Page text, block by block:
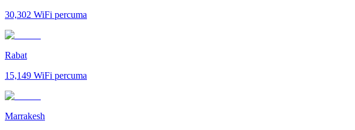
30,302 WiFi percuma
Rabat
15,149 WiFi percuma
Marrakesh